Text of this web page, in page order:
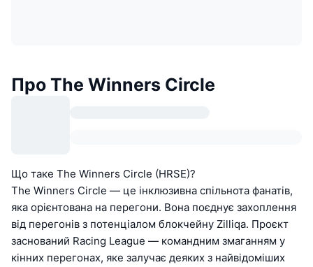
Про The Winners Circle
Що таке The Winners Circle (HRSE)?
The Winners Circle — це інклюзивна спільнота фанатів,
яка орієнтована на перегони. Вона поєднує захоплення
від перегонів з потенціалом блокчейну Zilliqa. Проєкт
заснований Racing League — командним змаганням у
кінних перегонах, яке залучає деяких з найвідоміших